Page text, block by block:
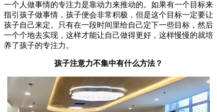
一个人做事情的专注力是靠动力来推动的。如果有一个目标来
指引孩子做事情，孩子便会非常积极，但是这个目标一定要让
孩子自己来定。只有在一段时间里给自己定下一些目标，然后
一个个地去实现，这样才能让自己做得更好，这样慢慢的就培
养了孩子的专注力。
孩子注意力不集中有什么方法？